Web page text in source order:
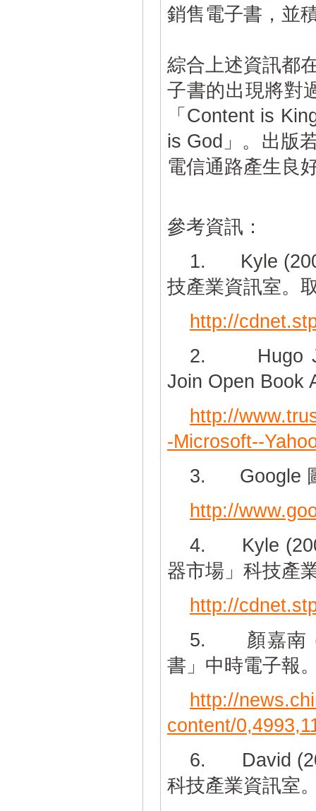
銷售電子書，並
綜合上述資訊都
子書的出現將對
「Content is
is God」。出版
電信通路產生良
參考資訊：
1. Kyle
技產業資訊室。
http://
2. Hugo
Join Open Book
http://
-Microsoft--
3. Google 圖
http://
4. Kyle
器市場」科技產
http://
5. 顏嘉南
書」中時電子報
http://
content/
6. David
科技產業資訊室